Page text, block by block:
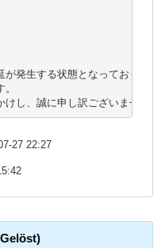
発生する状態となっておりまし
けし、誠に申し訳ございませんで
27 22:27